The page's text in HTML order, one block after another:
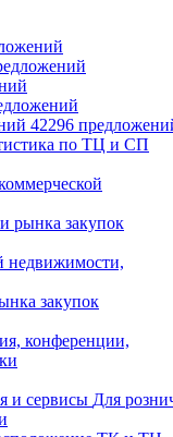
42296
по ТЦ и СП
рынка закупок
недвижимости,
закупок
конференции,
и сервисы Для